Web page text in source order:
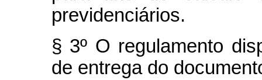
previdenciários.
§ 3º O regulamento
de entrega do